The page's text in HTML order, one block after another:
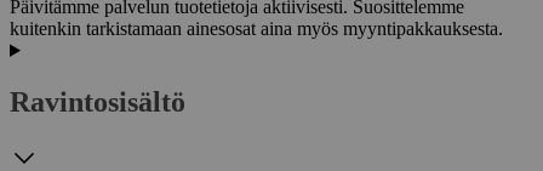
Päivitämme palvelun tuotetietoja aktiivisesti. Suosittelemme
kuitenkin tarkistamaan ainesosat aina myös myyntipakkauksesta.
Ravintosisältö